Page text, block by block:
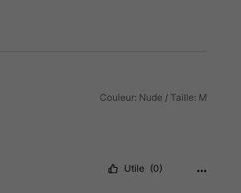
Couleur: Nude / Taille: M
Utile (0)